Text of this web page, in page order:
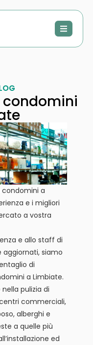
condomini
condomini a
e i migliori
a vostra
e allo staff di
siamo
di
a Limbiate.
pulizia di
commerciali,
alberghi e
a quelle più
ed